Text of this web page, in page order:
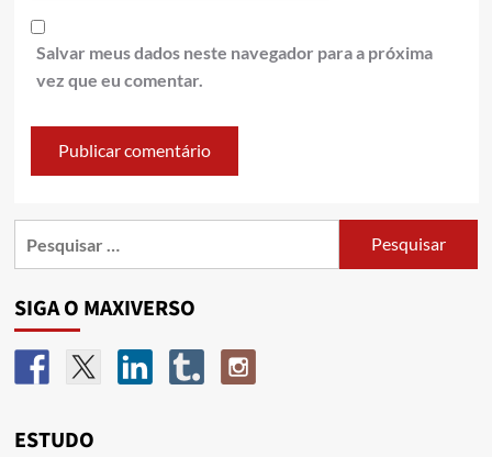
Salvar meus dados neste navegador para a próxima
vez que eu comentar.
SIGA O MAXIVERSO
ESTUDO